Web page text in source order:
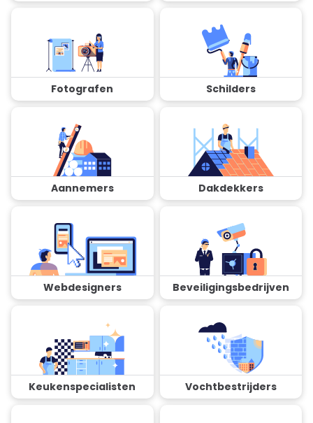
Fotografen Schilders
Aannemers Dakdekkers
Webdesigners Beveiligingsbedrijven
Keukenspecialisten Vochtbestrijders